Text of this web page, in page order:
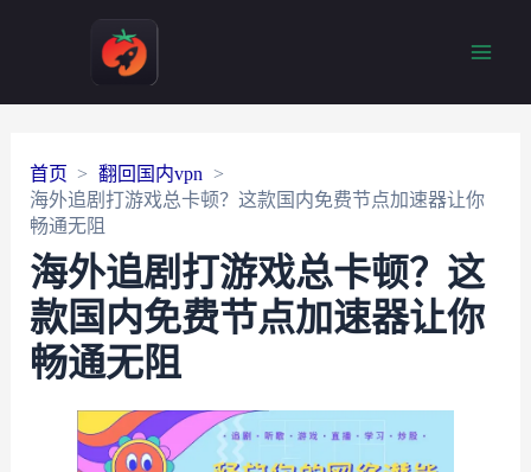
首页
翻回国内vpn
海外追剧打游戏总卡顿？这款国内免费节点加速器让你
畅通无阻
海外追剧打游戏总卡顿？这
款国内免费节点加速器让你
畅通无阻